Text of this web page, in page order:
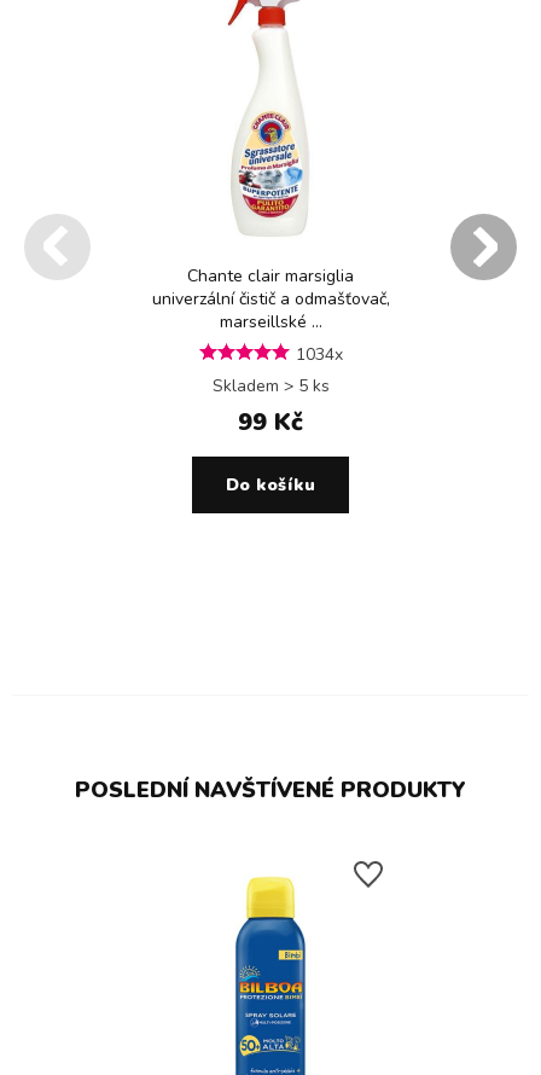
Chante clair marsiglia
univerzální čistič a odmašťovač,
marseillské ...
1034x
Skladem > 5 ks
99 Kč
Do košíku
POSLEDNÍ NAVŠTÍVENÉ PRODUKTY